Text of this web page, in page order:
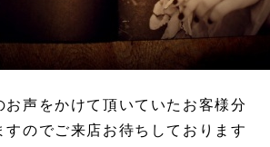
声をかけて頂いていたお客様分
のでご来店お待ちしております